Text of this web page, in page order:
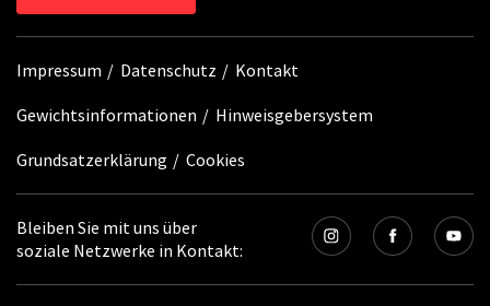
Impressum Datenschutz Kontakt
Gewichtsinformationen Hinweisgebersystem
Grundsatzerklärung Cookies
Bleiben Sie mit uns über
soziale Netzwerke in Kontakt: